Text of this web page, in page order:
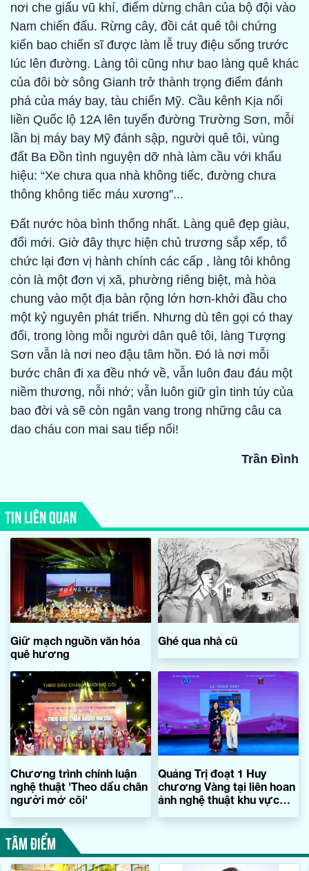
nơi che giấu vũ khí, điểm dừng chân của bộ đội vào
Nam chiến đấu. Rừng cây, đồi cát quê tôi chứng
kiến bao chiến sĩ được làm lễ truy điệu sống trước
lúc lên đường. Làng tôi cũng như bao làng quê khác
của đôi bờ sông Gianh trở thành trọng điểm đánh
phá của máy bay, tàu chiến Mỹ. Cầu kênh Kịa nối
liền Quốc lộ 12A lên tuyến đường Trường Sơn, mỗi
lần bị máy bay Mỹ đánh sập, người quê tôi, vùng
đất Ba Đồn tình nguyện dỡ nhà làm cầu với khẩu
hiệu: “Xe chưa qua nhà không tiếc, đường chưa
thông không tiếc máu xương”...
Đất nước hòa bình thống nhất. Làng quê đẹp giàu,
đổi mới. Giờ đây thực hiện chủ trương sắp xếp, tổ
chức lại đơn vị hành chính các cấp , làng tôi không
còn là một đơn vị xã, phường riêng biệt, mà hòa
chung vào một địa bàn rộng lớn hơn-khởi đầu cho
một kỷ nguyên phát triển. Nhưng dù tên gọi có thay
đổi, trong lòng mỗi người dân quê tôi, làng Tượng
Sơn vẫn là nơi neo đậu tâm hồn. Đó là nơi mỗi
bước chân đi xa đều nhớ về, vẫn luôn đau đáu một
niềm thương, nỗi nhớ; vẫn luôn giữ gìn tinh túy của
bao đời và sẽ còn ngân vang trong những câu ca
dao cháu con mai sau tiếp nối!
Trần Đình
TIN LIÊN QUAN
Giữ mạch nguồn văn hóa
quê hương
Ghé qua nhà cũ
Chương trình chính luận
nghệ thuật 'Theo dấu chân
người mở cõi'
Quảng Trị đoạt 1 Huy
chương Vàng tại liên hoan
ảnh nghệ thuật khu vực
TÂM ĐIỂM